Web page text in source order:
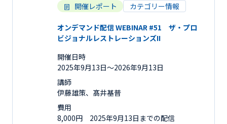
開催レポート カテゴリー情報
オンデマンド配信 WEBINAR #51 ザ・プロ
ビジョナルレストレーションズII
開催日時
2025年9月13日〜2026年9月13日
講師
伊藤雄策、髙井基普
費用
8,000円 2025年9月13日までの配信